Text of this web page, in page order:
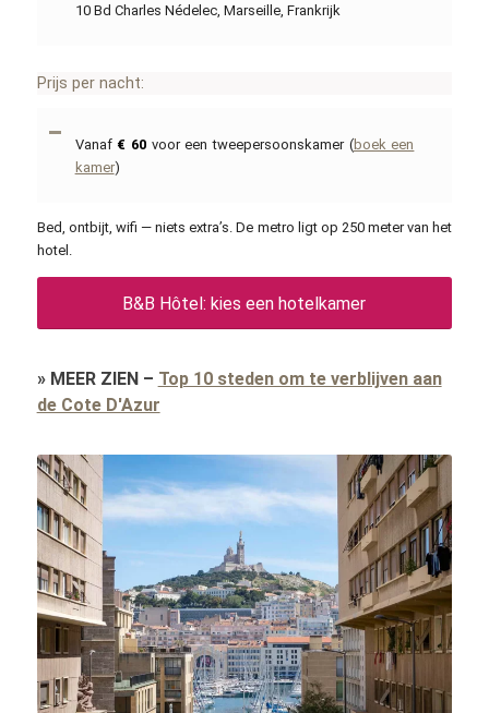
10 Bd Charles Nédelec, Marseille, Frankrijk
Prijs per nacht:
Vanaf € 60voor een tweepersoonskamer (boek een
kamer)
Bed, ontbijt, wifi — niets extra’s. De metro ligt op 250 meter van het
hotel.
B&B Hôtel: kies een hotelkamer
» MEER ZIEN– Top 10 steden om te verblijven aan
de Cote D'Azur